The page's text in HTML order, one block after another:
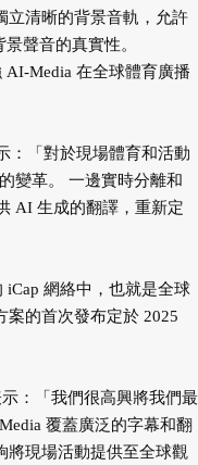
立清晰的背景音軌，允許
聲音的真實性。
Media 在全球體育廣播
：「對於現場體育和活動
變革。 一邊實時分離和
AI 生成的翻譯，重新定
iCap 網絡中，也就是全球
案的首次發布定於 2025
示：「我們很高興將我們最
覆蓋廣泛的字幕和翻
將現場活動提供至全球觀